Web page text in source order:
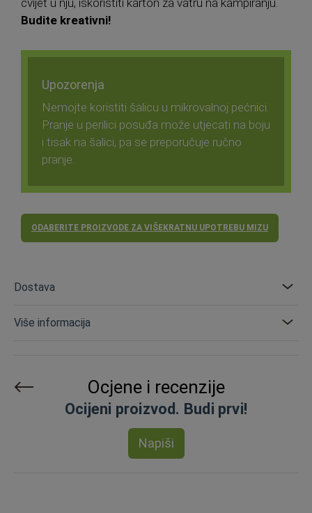
Budite kreativni!
Upozorenja
Nemojte koristiti šalicu u mikrovalnoj pećnici.
Pranje u perilici posuđa može utjecati na boju
i tisak na šalici, pa se preporučuje ručno
pranje.
ODABERITE PROIZVODE ZA VIŠEKRATNU UPOTREBU MIZU
Dostava
Više informacija
Ocjene i recenzije
Ocijeni proizvod. Budi prvi!
Napiši